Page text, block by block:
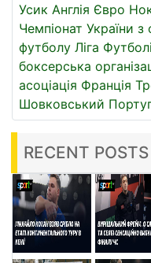
Усик Англія Євро
Чемпіонат України з
футболу Ліга
боксерська
асоціація Франція
Шовковський
RECENT POSTS